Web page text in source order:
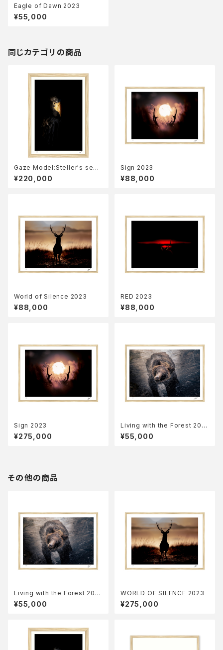
Eagle of Dawn 2023
¥55,000
同じカテゴリの商品
Gaze Model:Steller's sea
eagle 2023
¥220,000
Sign 2023
¥88,000
World of Silence 2023
¥88,000
RED 2023
¥88,000
Sign 2023
¥275,000
Living with the Forest 202
3
¥55,000
その他の商品
Living with the Forest 202
3
¥55,000
WORLD OF SILENCE 2023
¥275,000